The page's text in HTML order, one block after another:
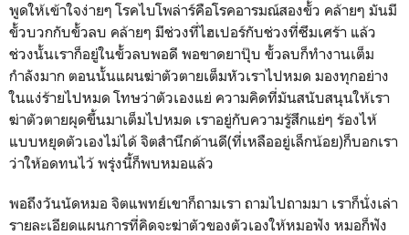
พูดให้เข้าใจง่ายๆ โรคไบโพล่าร์คือโรคอารมณ์สองขั้ว คล้ายๆ มันมี
ขั้วบวกกับขั้วลบ คล้ายๆ มีช่วงที่ไฮเปอร์กับช่วงที่ซึมเศร้า แล้ว
ช่วงนั้นเราก็อยู่ในขั้วลบพอดี พอขาดยาปุ๊บ ขั้วลบก็ทำงานเต็ม
กำลังมาก ตอนนั้นแผนฆ่าตัวตายเต็มหัวเราไปหมด มองทุกอย่าง
ในแง่ร้ายไปหมด โทษว่าตัวเองแย่ ความคิดที่มันสนับสนุนให้เรา
ฆ่าตัวตายผุดขึ้นมาเต็มไปหมด เราอยู่กับความรู้สึกแย่ๆ ร้องไห้
แบบหยุดตัวเองไม่ได้ จิตสำนึกด้านดี(ที่เหลืออยู่เล็กน้อย)ก็บอกเรา
ว่าให้อดทนไว้ พรุ่งนี้ก็พบหมอแล้ว
พอถึงวันนัดหมอ จิตแพทย์เขาก็ถามเรา ถามไปถามมา เราก็นั่งเล่า
รายละเอียดแผนการที่คิดจะฆ่าตัวของตัวเองให้หมอฟัง หมอก็ฟัง